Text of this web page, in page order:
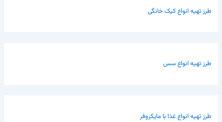
طرز تهیه انواع کیک خانگی
طرز تهیه انواع سس
طرز تهیه انواع غذا با مایکروفر